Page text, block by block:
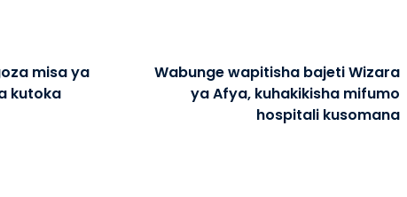
misa ya
kutoka
Wabunge wapitisha bajeti Wizara
ya Afya, kuhakikisha mifumo
hospitali kusomana